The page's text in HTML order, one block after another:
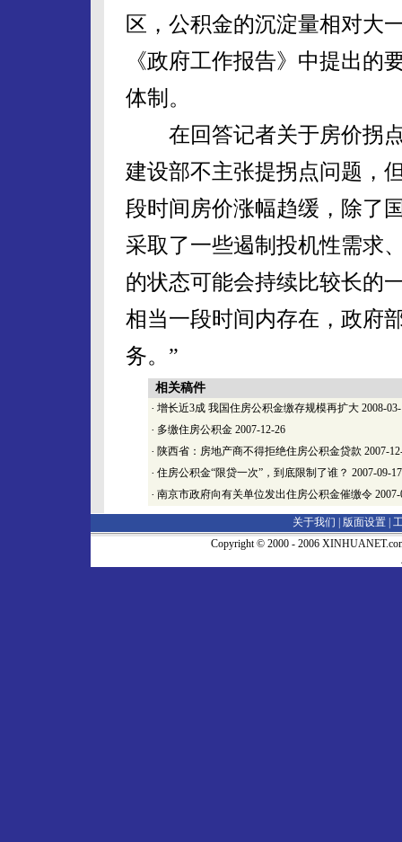
区，公积金的沉淀量相对大
《政府工作报告》中提出的
体制。
在回答记者关于房价拐点
建设部不主张提拐点问题，
段时间房价涨幅趋缓，除了
采取了一些遏制投机性需求
的状态可能会持续比较长的
相当一段时间内存在，政府
务。”
相关稿件
· 增长近3成 我国住房公积金缴存规模再扩大 2008-
· 多缴住房公积金 2007-12-26
· 陕西省：房地产商不得拒绝住房公积金贷款 2007-
· 住房公积金“限贷一次”，到底限制了谁？ 2007-09-17
· 南京市政府向有关单位发出住房公积金催缴令
关于我们 | 版面设置
Copyright © 2000 - 2006